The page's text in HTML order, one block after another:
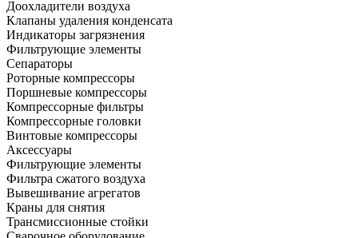
Доохладители воздуха
Клапаны удаления конденсата
Индикаторы загрязнения
Фильтрующие элементы
Сепараторы
Роторные компрессоры
Поршневые компрессоры
Компрессорные фильтры
Компрессорные головки
Винтовые компрессоры
Аксессуары
Фильтрующие элементы
Фильтра сжатого воздуха
Вывешивание агрегатов
Краны для снятия
Трансмиссионные стойки